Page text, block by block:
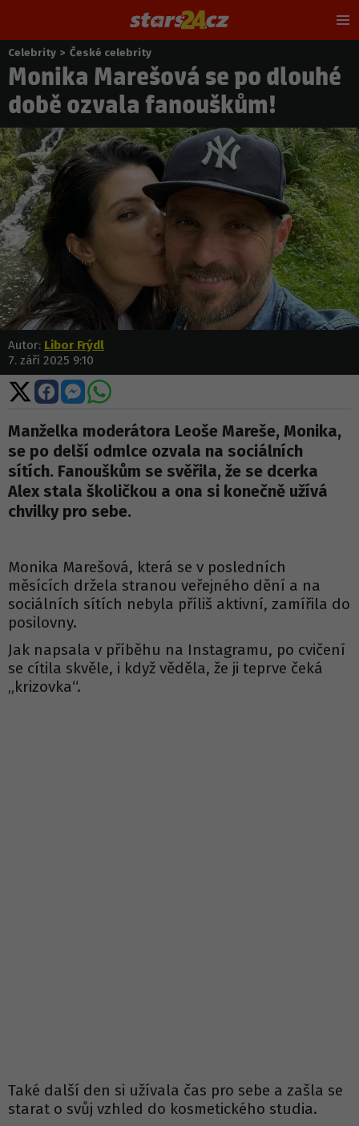
Nacházíte
se
zde:
Celebrity > České celebrity
Monika Marešová se po dlouhé
době ozvala fanouškům!
Autor: Libor Frýdl
7. září 2025 9:10
Sdílet
na
X
Sdílet
na
Facebooku
Sdílet
na
Messengeru
Sdílet
WhatsApp
Manželka moderátora Leoše Mareše, Monika,
se po delší odmlce ozvala na sociálních
sítích. Fanouškům se svěřila, že se dcerka
Alex stala školičkou a ona si konečně užívá
chvilky pro sebe.
Monika Marešová, která se v posledních
měsících držela stranou veřejného dění a na
sociálních sítích nebyla příliš aktivní, zamířila do
posilovny.
Jak napsala v příběhu na Instagramu, po cvičení
se cítila skvěle, i když věděla, že ji teprve čeká
„krizovka“.
Také další den si užívala čas pro sebe a zašla se
starat o svůj vzhled do kosmetického studia.